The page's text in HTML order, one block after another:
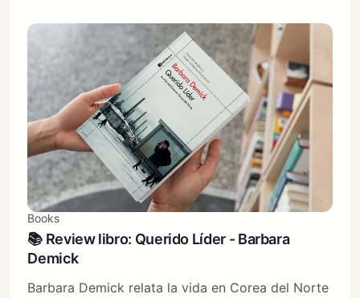
Books
📚 Review libro: Querido Líder - Barbara
Demick
Barbara Demick relata la vida en Corea del Norte